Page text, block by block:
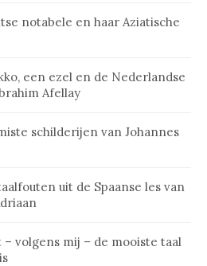
notabele en haar Aziatische
een ezel en de Nederlandse
Afellay
schilderijen van Johannes
uit de Spaanse les van
– volgens mij – de mooiste taal